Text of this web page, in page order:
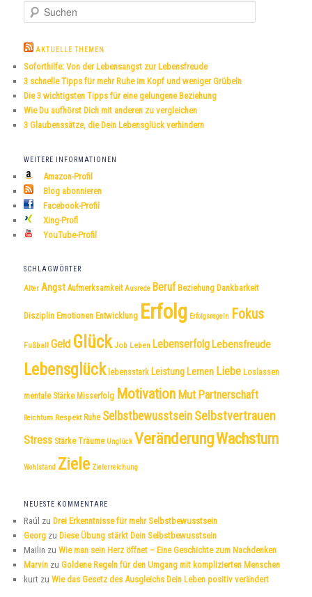
h
n
AKTUELLE THEMEN
Soforthilfe: Von der Lebensangst zur Lebensfreude
3 schnelle Tipps für mehr Ruhe im Kopf und weniger Grübeln
Die 3 wichtigsten Tipps für eine gelungene Beziehung
Wie Du aufhörst Dich mit anderen zu vergleichen
3 Glaubenssätze, die Dein Lebensglück verhindern
WEITERE INFORMATIONEN
Amazon-Profil
Blog abonnieren
Facebook-Profil
Xing-Profl
YouTube-Profil
SCHLAGWÖRTER
Alter Angst Aufmerksamkeit Ausrede Beruf Beziehung Dankbarkeit
Disziplin Emotionen Entwicklung Erfolg Erfolgsregeln Fokus
Fußball Geld Glück Job Leben Lebenserfolg Lebensfreude
Lebensglück lebensstark Leistung Lernen Liebe Loslassen
mentale Stärke Misserfolg Motivation Mut Partnerschaft
Reichtum Respekt Ruhe Selbstbewusstsein Selbstvertrauen
Stress Stärke Träume Unglück VeränderungWachstum
Wohlstand Ziele Zielerreichung
NEUESTE KOMMENTARE
Raúl zu Drei Erkenntnisse für mehr Selbstbewusstsein
Georg zu Diese Übung stärkt Dein Selbstbewusstsein
Mailin zuWie man sein Herz öffnet – Eine Geschichte zum Nachdenken
Marvin zuGoldene Regeln für den Umgang mit komplizierten Menschen
kurt zuWie das Gesetz des Ausgleichs Dein Leben positiv verändert